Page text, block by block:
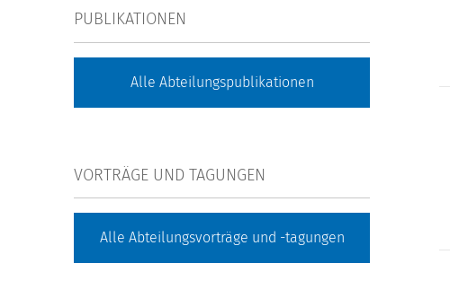
PUBLIKATIONEN
Alle Abteilungspublikationen
VORTRÄGE UND TAGUNGEN
Alle Abteilungsvorträge und -tagungen